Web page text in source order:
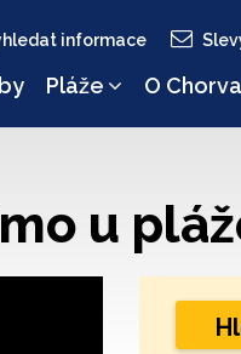
informace
Pláže O
u